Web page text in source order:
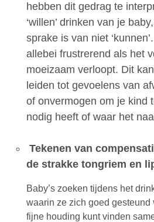
hebben dit gedrag te
‘willen’ drinken van je
sprake is van niet
allebei frustrerend als het
moeizaam verloopt. Dit
leiden tot gevoelens van
of onvermogen om je kind
nodig heeft of waar het
Tekenen van
de strakke tongriem en
Baby’s zoeken tijdens het
waarin ze zich goed gesteund
fijne houding kunt vinden